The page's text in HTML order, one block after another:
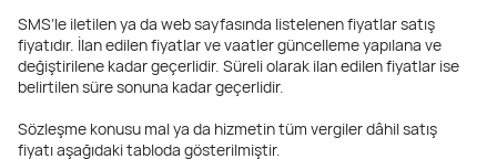
SMS’le iletilen ya da web sayfasında listelenen fiyatlar satış
fiyatıdır. İlan edilen fiyatlar ve vaatler güncelleme yapılana ve
değiştirilene kadar geçerlidir. Süreli olarak ilan edilen fiyatlar ise
belirtilen süre sonuna kadar geçerlidir.
Sözleşme konusu mal ya da hizmetin tüm vergiler dâhil satış
fiyatı aşağıdaki tabloda gösterilmiştir.